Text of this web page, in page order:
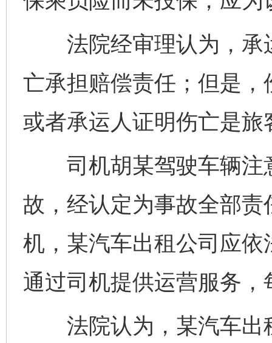
法院经审理认为，承
亡承担赔偿责任；但是
或者承运人证明伤亡是
司机胡某驾驶车辆注
故，经认定为事故全部
机，某汽车出租公司应
通过司机提供运营服务
法院认为，某汽车出